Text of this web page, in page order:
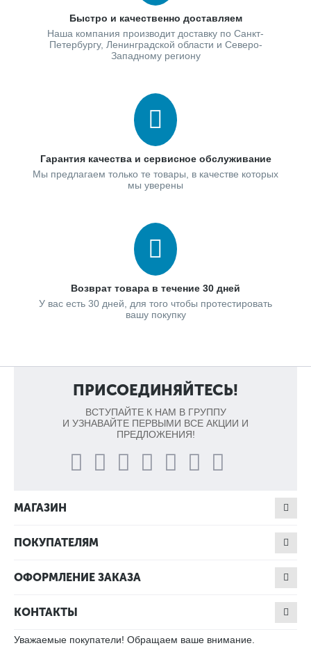
Быстро и качественно доставляем
Наша компания производит доставку по Санкт-
Петербургу, Ленинградской области и Северо-
Западному региону
Гарантия качества и сервисное обслуживание
Мы предлагаем только те товары, в качестве которых
мы уверены
Возврат товара в течение 30 дней
У вас есть 30 дней, для того чтобы протестировать
вашу покупку
ПРИСОЕДИНЯЙТЕСЬ!
ВСТУПАЙТЕ К НАМ В ГРУППУ
И УЗНАВАЙТЕ ПЕРВЫМИ ВСЕ АКЦИИ И
ПРЕДЛОЖЕНИЯ!
МАГАЗИН
ПОКУПАТЕЛЯМ
ОФОРМЛЕНИЕ ЗАКАЗА
КОНТАКТЫ
Уважаемые покупатели! Обращаем ваше внимание.